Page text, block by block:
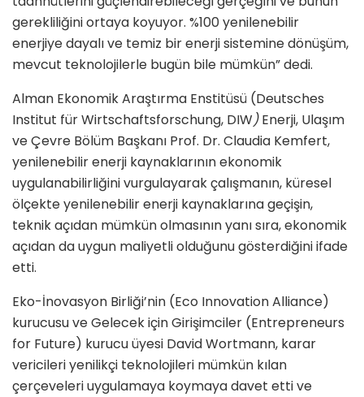
gerekliliğini ortaya koyuyor. %100 yenilenebilir
enerjiye dayalı ve temiz bir enerji sistemine dönüşüm,
mevcut teknolojilerle bugün bile mümkün” dedi.
Alman Ekonomik Araştırma Enstitüsü (Deutsches
Institut für Wirtschaftsforschung, DIW)Enerji, Ulaşım
ve Çevre Bölüm Başkanı Prof. Dr. Claudia Kemfert,
yenilenebilir enerji kaynaklarının ekonomik
uygulanabilirliğini vurgulayarak çalışmanın, küresel
ölçekte yenilenebilir enerji kaynaklarına geçişin,
teknik açıdan mümkün olmasının yanı sıra, ekonomik
açıdan da uygun maliyetli olduğunu gösterdiğini ifade
etti.
Eko-İnovasyon Birliği’nin (Eco Innovation Alliance)
kurucusu ve Gelecek için Girişimciler (Entrepreneurs
for Future) kurucu üyesi David Wortmann, karar
vericileri yenilikçi teknolojileri mümkün kılan
çerçeveleri uygulamaya koymaya davet etti ve